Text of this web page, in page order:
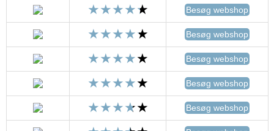
Besøg webshop
Besøg webshop
Besøg webshop
Besøg webshop
Besøg webshop